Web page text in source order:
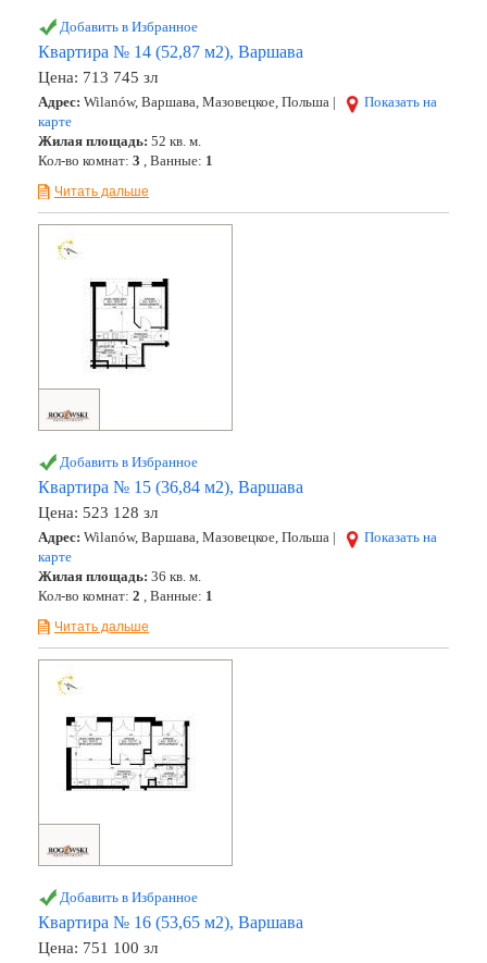
Добавить в Избранное
Квартира № 14 (52,87 м2), Варшава
Цена: 713 745 зл
Адрес: Wilanów, Варшава, Мазовецкое, Польша |
Показать на
карте
Жилая площадь: 52 кв. м.
Кол-во комнат: 3 , Ванные: 1
Читать дальше
Добавить в Избранное
Квартира № 15 (36,84 м2), Варшава
Цена: 523 128 зл
Адрес: Wilanów, Варшава, Мазовецкое, Польша |
Показать на
карте
Жилая площадь: 36 кв. м.
Кол-во комнат: 2 , Ванные: 1
Читать дальше
Добавить в Избранное
Квартира № 16 (53,65 м2), Варшава
Цена: 751 100 зл